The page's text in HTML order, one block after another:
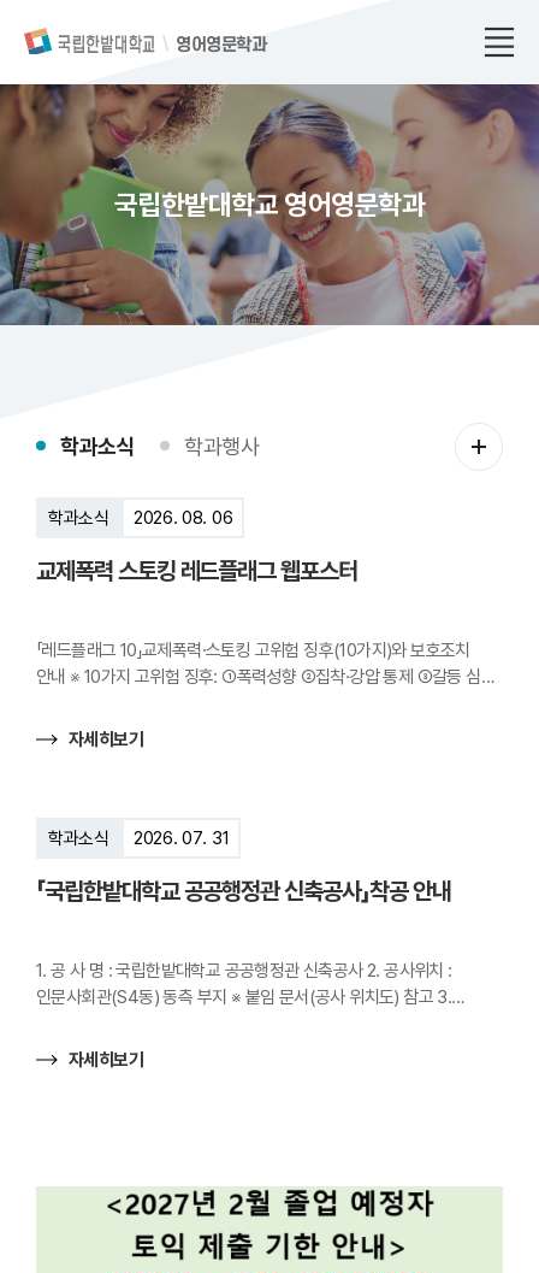
영어영문학과
국립한밭대학교 영어영문학과
학과소식
학과소식 2026. 08. 06
교제폭력 스토킹 레드플래그 웹포스터
「레드플래그 10」교제폭력·스토킹 고위험 징후(10가지)와 보호조치
안내 ※ 10가지 고위험 징후: ①폭력성향 ②집착·강압 통제 ③갈등 심화
약물 ⑨높은 불안 ⑩고립상황
자세히보기
학과소식 2026. 07. 31
「국립한밭대학교 공공행정관 신축공사」착공 안내
1. 공 사 명 : 국립한밭대학교 공공행정관 신축공사 2. 공사위치 :
인문사회관(S4동) 동측 부지 ※ 붙임 문서(공사 위치도) 참고 3.
10. ~ 2027. 2. 5.(6개월)
자세히보기
학
과
학과행사